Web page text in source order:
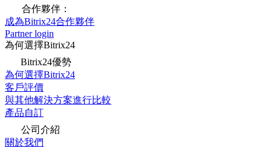
合作夥伴：
成為Bitrix24合作夥伴
Partner login
為何選擇Bitrix24
Bitrix24優勢
為何選擇Bitrix24
客戶評價
與其他解決方案進行比較
產品自訂
公司介紹
關於我們